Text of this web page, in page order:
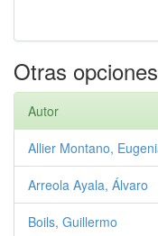
Otras
Autor
Allier Montano,
Arreola Ayala, Álvaro
Boils, Guillermo